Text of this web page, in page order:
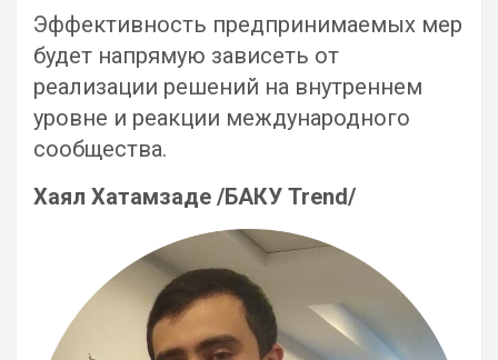
Эффективность предпринимаемых мер
будет напрямую зависеть от
реализации решений на внутреннем
уровне и реакции международного
сообщества.
Хаял Хатамзаде /БАКУ Trend/